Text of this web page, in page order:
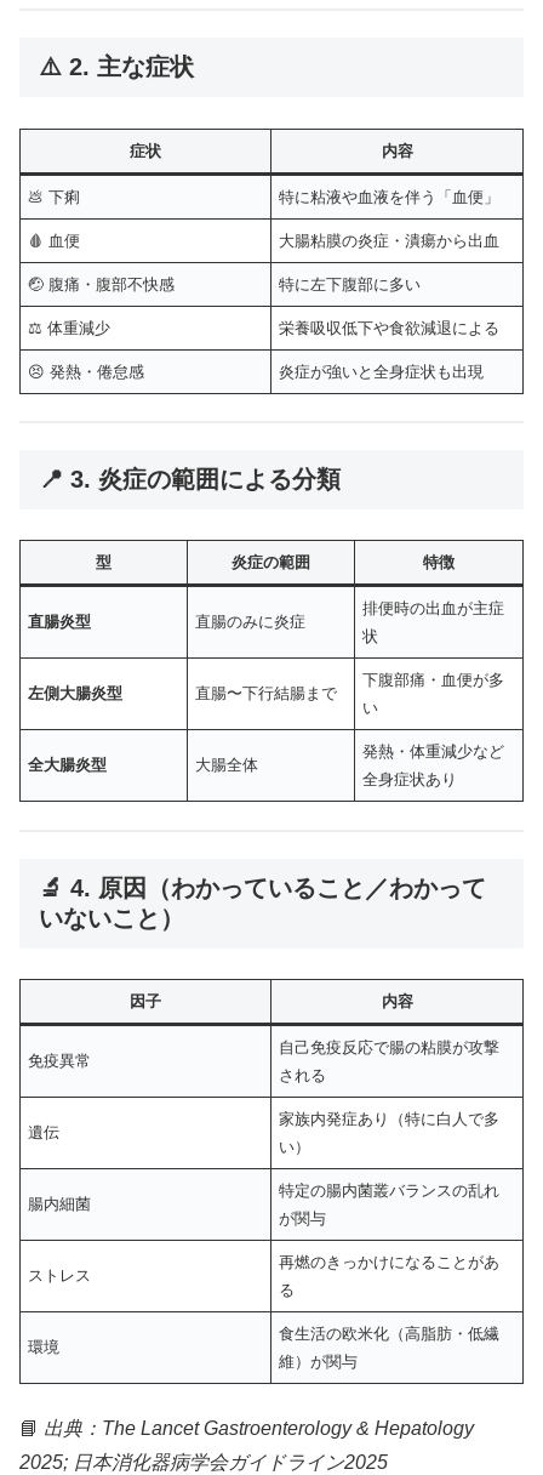
⚠️ 2. 主な症状
症状 内容
💩 下痢 特に粘液や血液を伴う「血便」
🩸 血便 大腸粘膜の炎症・潰瘍から出血
🤕 腹痛・腹部不快感 特に左下腹部に多い
⚖️ 体重減少 栄養吸収低下や食欲減退による
😣 発熱・倦怠感 炎症が強いと全身症状も出現
📍 3. 炎症の範囲による分類
型 炎症の範囲 特徴
直腸炎型 直腸のみに炎症
排便時の出血が主症
状
左側大腸炎型 直腸〜下行結腸まで
下腹部痛・血便が多
い
全大腸炎型 大腸全体
発熱・体重減少など
全身症状あり
🔬 4. 原因（わかっていること／わかって
いないこと）
因子 内容
免疫異常
自己免疫反応で腸の粘膜が攻撃
される
遺伝
家族内発症あり（特に白人で多
い）
腸内細菌
特定の腸内菌叢バランスの乱れ
が関与
ストレス
再燃のきっかけになることがあ
る
環境
食生活の欧米化（高脂肪・低繊
維）が関与
📘 出典：The Lancet Gastroenterology & Hepatology
2025; 日本消化器病学会ガイドライン2025